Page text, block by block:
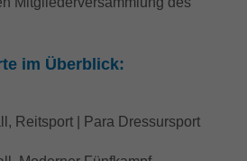
im Überblick:
Reitsport | Para Dressursport